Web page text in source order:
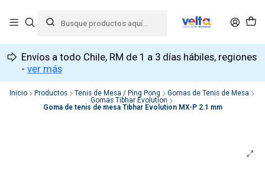
Envíos a todo Chile, RM de 1 a 3 días hábiles, regiones
- ver más
Inicio Productos Tenis de Mesa / Ping Pong
Gomas de Tenis de Mesa
Gomas Tibhar Evolution
Goma de tenis de mesa Tibhar Evolution MX-P 2.1 mm